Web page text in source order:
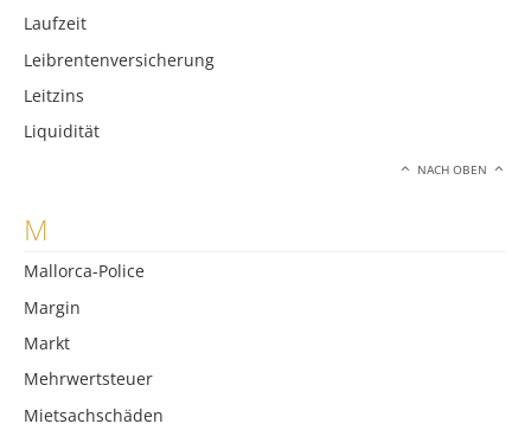
Laufzeit
Leibrentenversicherung
Leitzins
Liquidität
NACH OBEN
M
Mallorca-Police
Margin
Markt
Mehrwertsteuer
Mietsachschäden